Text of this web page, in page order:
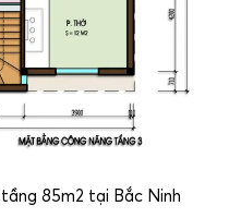
85m2 tại Bắc Ninh